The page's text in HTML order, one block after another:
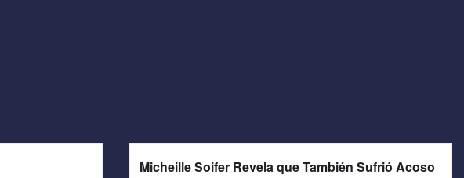
Micheille Soifer Revela que También Sufrió Acoso